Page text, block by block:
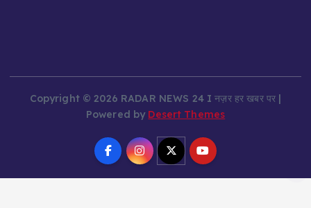
Copyright © 2026 RADAR NEWS 24 I नज़र हर खबर पर |